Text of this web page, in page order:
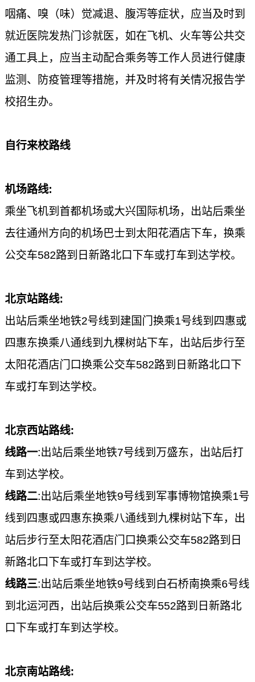
咽痛、嗅（味）觉减退、腹泻等症状，应当及时到
就近医院发热门诊就医，如在飞机、火车等公共交
通工具上，应当主动配合乘务等工作人员进行健康
监测、防疫管理等措施，并及时将有关情况报告学
校招生办。
自行来校路线
机场路线:
乘坐飞机到首都机场或大兴国际机场，出站后乘坐
去往通州方向的机场巴士到 太阳花酒店下车，换乘
公交车582路到 日新路北口下车或打车到达学校。
北京站路线:
出站后乘坐地铁2号线到建国门换乘1号线到 四惠或
四惠东换乘八通线到 九棵树站下车，出站后步行至
太阳花酒店门口换乘公交车582路到日新路北口下
车或打车到达学校。
北京西站路线:
线路一:出站后乘坐地铁7号线到 万盛东 ，出站后打
车到达学校。
线路二:出站后乘坐地铁9号线到 军事博物馆换乘1号
线到 四惠或四惠东换乘八通线到 九棵树站下车，出
站后步行至太阳花酒店门口换乘公交车582路到日
新路北口下车或打车到达学校。
线路三:出站后乘坐地铁9号线到 白石桥南换乘6号线
到北运河西 ，出站后换乘公交车552路到日新路北
口下车或打车到达学校。
北京南站路线: